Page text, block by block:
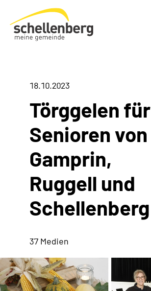
Gemeinde Schellenberg Startseite
18.10.2023
Törggelen für
Senioren von
Gamprin,
Ruggell und
Schellenberg
37 Medien